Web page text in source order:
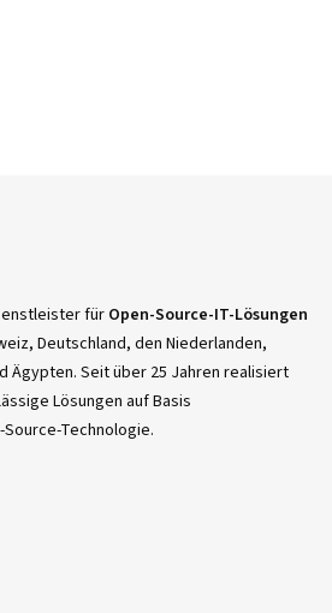
für Open-Source-IT-Lösungen
Deutschland, den Niederlanden,
Ägypten. Seit über 25 Jahren realisiert
Lösungen auf Basis
Technologie.